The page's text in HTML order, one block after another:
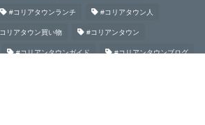
#コリアタウンランチ #コリアタウン人
リアタウン買い物 #コリアンタウン
#コリアンタウンガイド #コリアンタウンブログ